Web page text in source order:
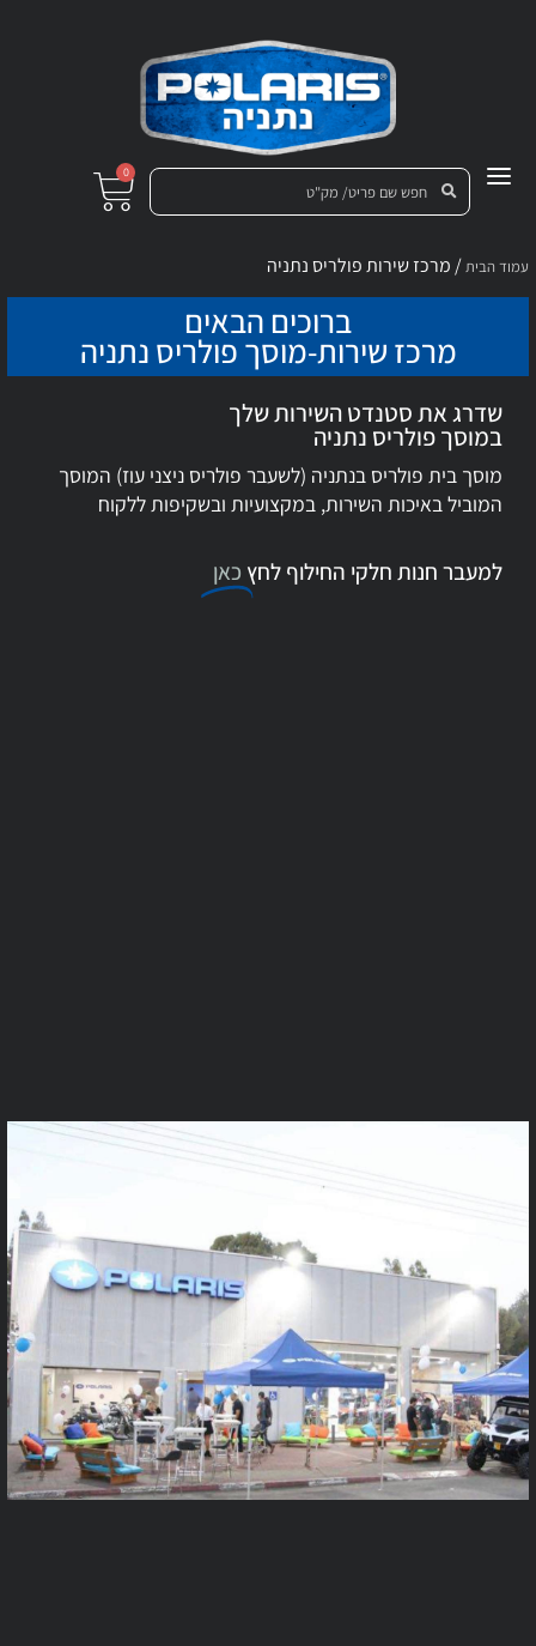
0
עמוד הבית/ מרכז שירות פולריס נתניה
ברוכים הבאים
מרכז שירות-מוסך פולריס נתניה
שדרג את סטנדט השירות שלך
במוסך פולריס נתניה
מוסך בית פולריס בנתניה (לשעבר פולריס ניצני עוז) המוסך
המוביל באיכות השירות, במקצועיות ובשקיפות ללקוח
למעבר חנות חלקי החילוף לחץ כאן